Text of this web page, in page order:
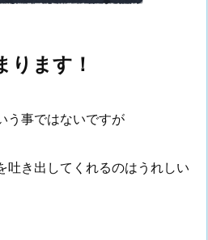
ります！
う事ではないですが
吐き出してくれるのはうれしい